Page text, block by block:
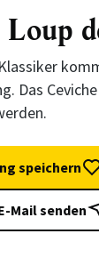
Loup
Das
speichern
Mail senden